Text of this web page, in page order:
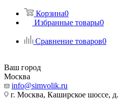
Корзина0
Избранные товары0
Сравнение товаров0
Ваш город
Москва
info@simvolik.ru
г. Москва, Каширское шоссе,